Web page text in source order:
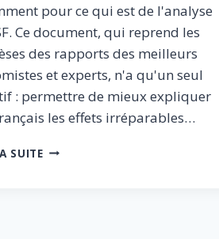
pour ce qui est de l'analyse
Ce document, qui reprend les
des rapports des meilleurs
et experts, n'a qu'un seul
: permettre de mieux expliquer
les effets irréparables…
SUITEL’EMPLOI